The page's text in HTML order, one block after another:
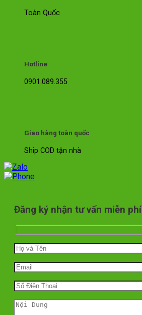
Toàn Quốc
Hotline
0901.089.355
Giao hàng toàn quốc
Ship COD tận nhà
Đăng ký nhận tư vấn miễn phí